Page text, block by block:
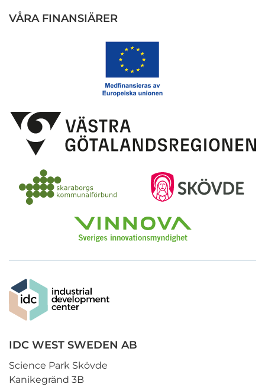
VÅRA FINANSIÄRER
IDC WEST SWEDEN AB
Science Park Skövde
Kanikegränd 3B